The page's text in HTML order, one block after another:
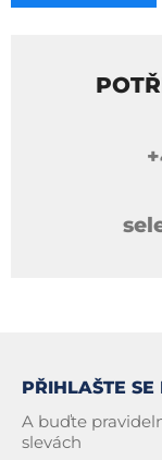
PŘIHLAŠTE
A buďte
slevách